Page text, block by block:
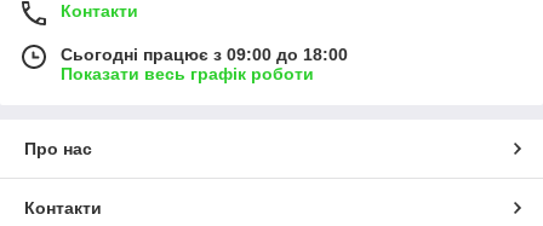
Контакти
Сьогодні працює з 09:00 до 18:00
Показати весь графік роботи
Про нас
Контакти